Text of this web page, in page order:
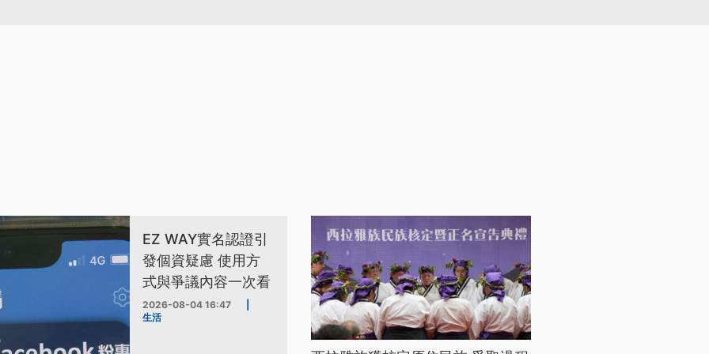
EZ WAY實名認證引
發個資疑慮 使用方
式與爭議內容一次看
2026-08-04 16:47
生活